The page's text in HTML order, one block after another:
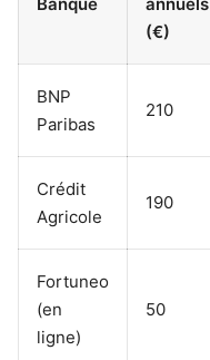
(€)
BNP
Paribas
210
Crédit
Agricole
190
Fortuneo
(en
ligne)
50